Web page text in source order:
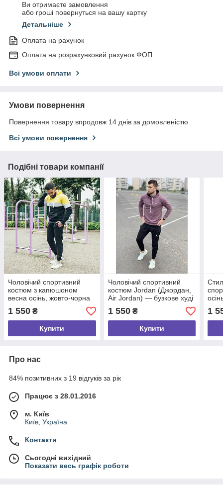
Ви отримаєте замовлення
або гроші повернуться на вашу картку
Детальніше
Оплата на рахунок
Оплата на розрахунковий рахунок ФОП
Всі умови оплати
Умови повернення
Повернення товару впродовж 14 днів за домовленістю
Всі умови повернення
Подібні товари компанії
Чоловічий спортивний
костюм з капюшоном
весна осінь, жовто-чорна
виробника розмір S
1 550 ₴
Купити
Чоловічий спортивний
костюм Jordan (Джордан,
Air Jordan) — бузкове худі
осінь
1 550₴
Купити
1
Про нас
84% позитивних з 19 відгуків за рік
Працює з 28.01.2016
м. Київ
Київ, Україна
Контакти
Сьогодні вихідний
Показати весь графік роботи